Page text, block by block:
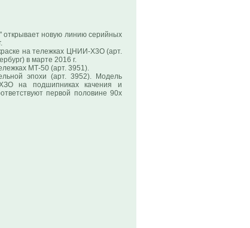
открывает новую линию серийных
на тележках ЦНИИ-Х3О (арт.
в марте 2016 г.
МТ-50 (арт. 3951).
эпохи (арт. 3952). Модель
на подшипниках качения и
первой половине 90х